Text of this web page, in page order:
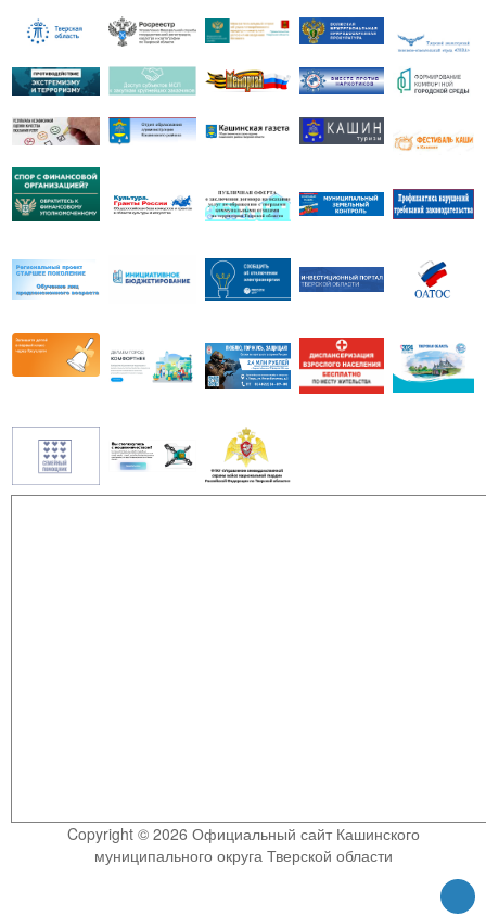
Copyright © 2026 Официальный сайт Кашинского
муниципального округа Тверской области